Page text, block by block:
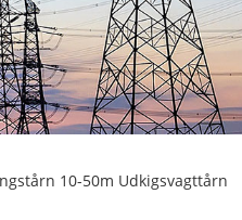
10-50m Udkigsvagttårn